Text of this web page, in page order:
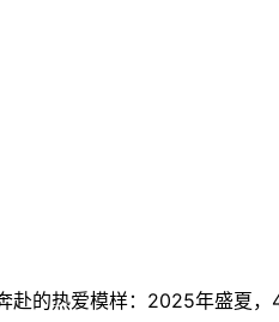
赴的热爱模样：2025年盛夏